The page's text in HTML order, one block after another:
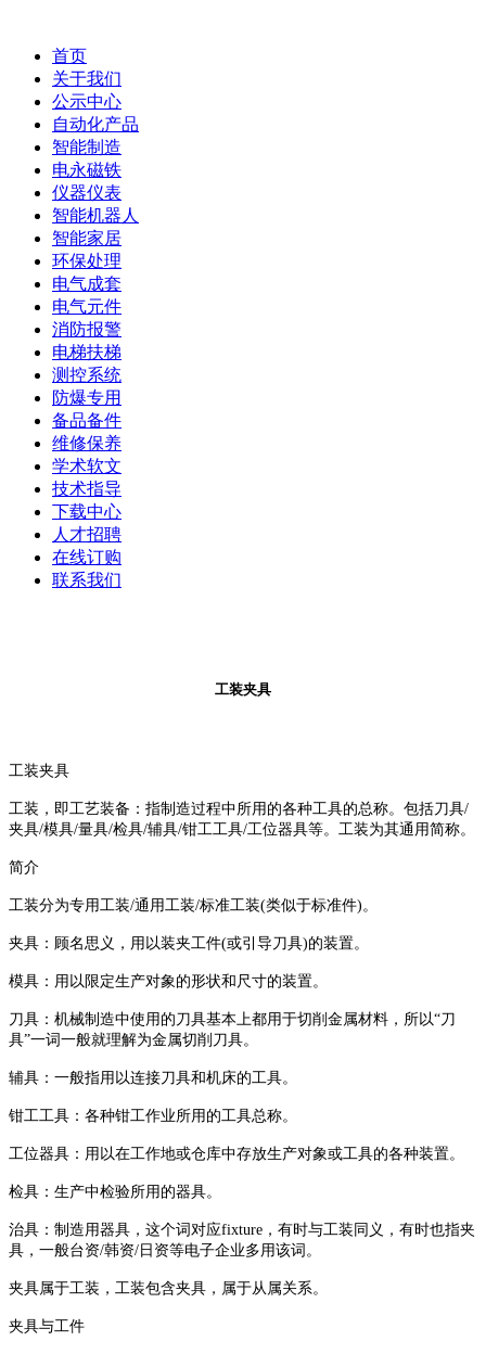
首页
关于我们
公示中心
自动化产品
智能制造
电永磁铁
仪器仪表
智能机器人
智能家居
环保处理
电气成套
电气元件
消防报警
电梯扶梯
测控系统
防爆专用
备品备件
维修保养
学术软文
技术指导
下载中心
人才招聘
在线订购
联系我们
工装夹具
工装夹具
工装，即工艺装备：指制造过程中所用的各种工具的总称。包括刀具/
夹具/模具/量具/检具/辅具/钳工工具/工位器具等。工装为其通用简称。
简介
工装分为专用工装/通用工装/标准工装(类似于标准件) 。
夹具：顾名思义，用以装夹工件(或引导刀具)的装置。
模具：用以限定生产对象的形状和尺寸的装置。
刀具：机械制造中使用的刀具基本上都用于切削金属材料，所以“刀
具”一词一般就理解为金属切削刀具。
辅具：一般指用以连接刀具和机床的工具。
钳工工具：各种钳工作业所用的工具总称。
工位器具：用以在工作地或仓库中存放生产对象或工具的各种装置。
检具：生产中检验所用的器具。
治具：制造用器具，这个词对应fixture ，有时与工装同义，有时也指夹
具，一般台资/韩资/ 日资等电子企业多用该词。
夹具属于工装，工装包含夹具，属于从属关系。
夹具与工件